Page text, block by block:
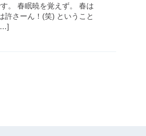
。 春眠暁を覚えず。 春は
許さーん！(笑) ということ